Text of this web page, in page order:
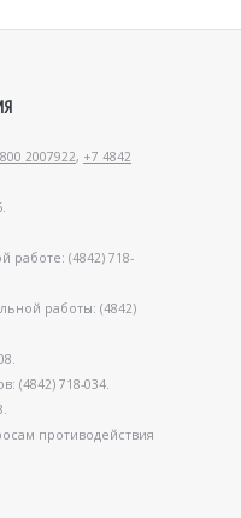
2007922, +7 4842
работе: (4842) 718-
работы: (4842)
(4842) 718-034.
противодействия